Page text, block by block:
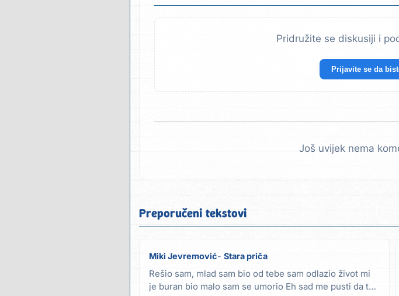
Pridružite se diskusiji i
Prijavite se da
Još uvijek nema
Preporučeni tekstovi
Miki Jevremović Stara priča
Rešio sam, mlad sam bio od tebe sam odlazio život mi
je buran bio malo sam se umorio Eh sad me pusti da te